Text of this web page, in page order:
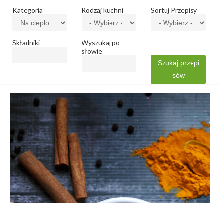
Kategoria Rodzaj kuchni Sortuj Przepisy
Składniki
Wyszukaj po
słowie
Szukaj przepi
sów